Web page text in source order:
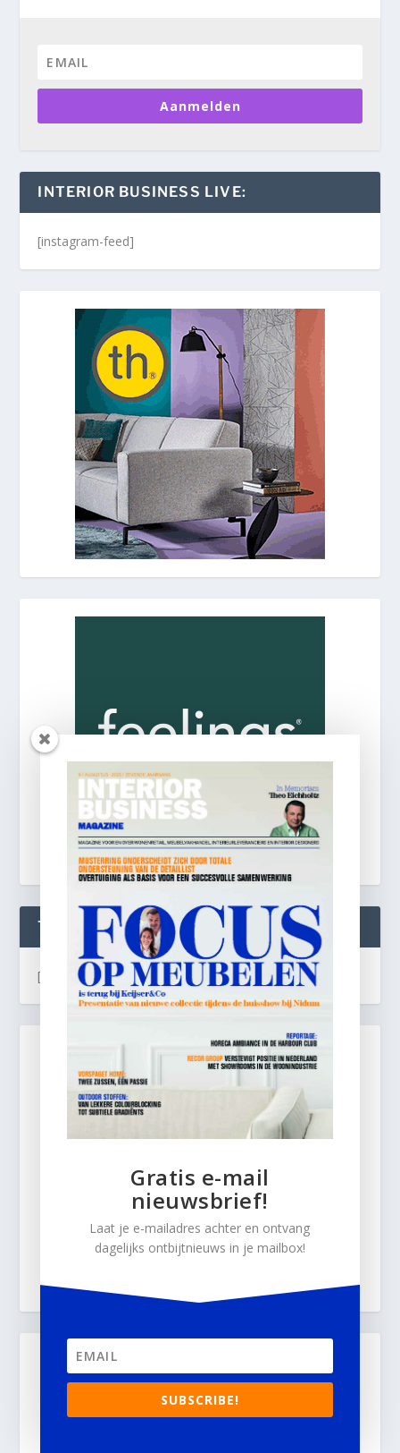
Aanmelden
INTERIOR BUSINESS LIVE:
[instagram-feed]
TWEETS
[custom-twitter-feeds]
Gratis e-mail
nieuwsbrief!
Laat je e-mailadres achter en ontvang
dagelijks ontbijtnieuws in je mailbox!
SUBSCRIBE!